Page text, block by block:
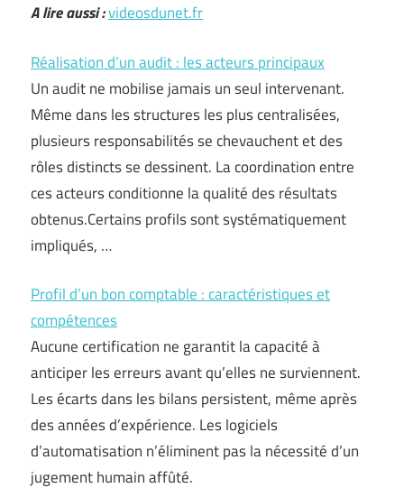
A lire aussi :videosdunet.fr
Réalisation d’un audit : les acteurs principaux
Un audit ne mobilise jamais un seul intervenant.
Même dans les structures les plus centralisées,
plusieurs responsabilités se chevauchent et des
rôles distincts se dessinent. La coordination entre
ces acteurs conditionne la qualité des résultats
obtenus.Certains profils sont systématiquement
impliqués, …
Profil d’un bon comptable : caractéristiques et
compétences
Aucune certification ne garantit la capacité à
anticiper les erreurs avant qu’elles ne surviennent.
Les écarts dans les bilans persistent, même après
des années d’expérience. Les logiciels
d’automatisation n’éliminent pas la nécessité d’un
jugement humain affûté.